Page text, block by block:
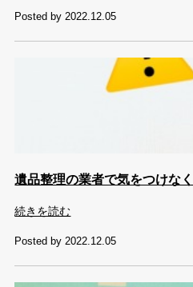
Posted by 2022.12.05
遺品整理の業者で気をつけな
続きを読む
Posted by 2022.12.05